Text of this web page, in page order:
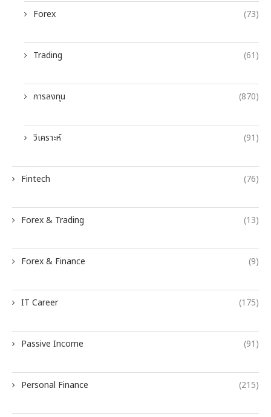
Forex (73)
Trading (61)
การลงทุน (870)
วิเคราะห์ (91)
Fintech (76)
Forex & Trading (13)
Forex & Finance (9)
IT Career (175)
Passive Income (91)
Personal Finance (215)